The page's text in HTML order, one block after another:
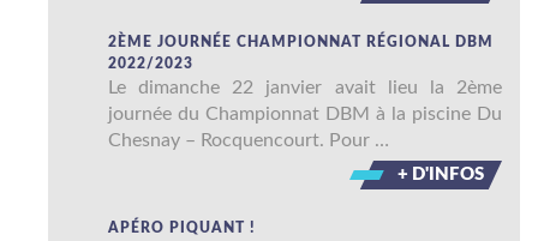
2ÈME JOURNÉE CHAMPIONNAT RÉGIONAL DBM
2022/2023
Le dimanche 22 janvier avait lieu la 2ème
journée du Championnat DBM à la piscine Du
Chesnay – Rocquencourt. Pour …
+ D'INFOS
APÉRO PIQUANT !